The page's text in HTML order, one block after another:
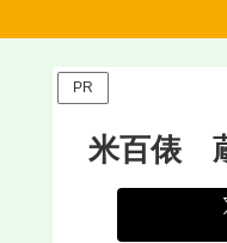
PR
米百俵